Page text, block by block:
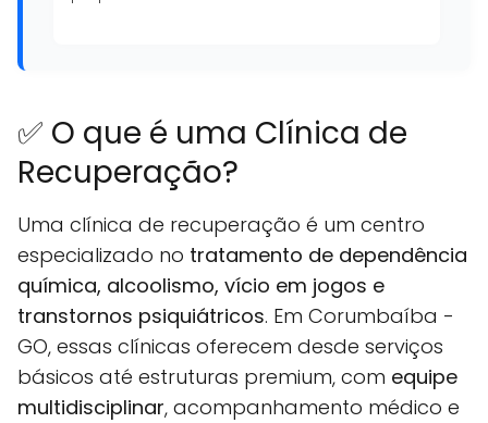
✅ O que é uma Clínica de
Recuperação?
Uma clínica de recuperação é um centro
especializado no tratamento de dependência
química, alcoolismo, vício em jogos e
transtornos psiquiátricos. Em Corumbaíba -
GO, essas clínicas oferecem desde serviços
básicos até estruturas premium, com equipe
multidisciplinar, acompanhamento médico e